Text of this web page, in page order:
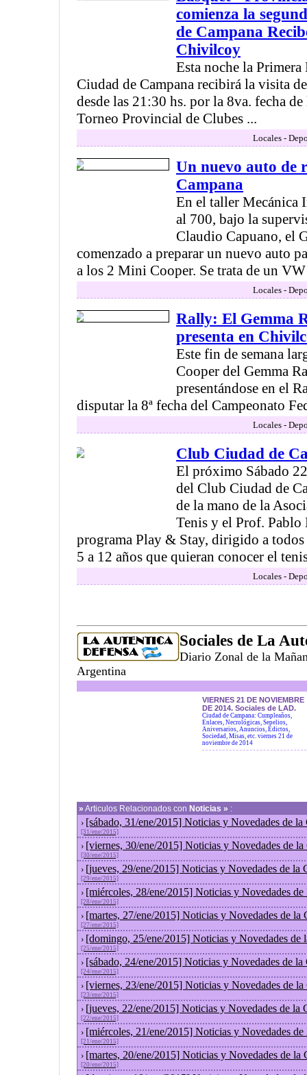
comienza la
de Campana
Chivilcoy
Esta noche la
Ciudad de Campana recibirá la visita
desde las 21:30 hs. por la 8va. fecha
Torneo Provincial de Clubes ...
Locales -
Un nuevo auto de
Campana
En el taller Mecánica
al 700, bajo la
Claudio Capuano, el
comenzado a preparar un nuevo auto
a los 2 Mini Cooper. Se trata de un
Locales -
Rally: El Gemma
presenta en
Este fin de semana
Cooper del Gemma
presentándose en el
disputar la 8ª fecha del Campeonato
Locales -
Club Ciudad de
El próximo Sábado
del Club Ciudad de
de la mano de la
Tenis y el Prof. Pablo
programa Play & Stay, dirigido a
5 a 12 años que quieran conocer el
Locales -
Sociales de La
Diario Zonal de la
Argentina
VIERNES 21 DE NOVIEMBRE
DE 2014. Sociales de LAD.
Ciudad de Campana: Cumpleaños,
Enlaces, Necrológicas, Sepelios,
Aniversarios, Anuncios, Edictos,
Sociedad, Misas, etc. viernes 21 de
noviembre de 2014
» Articulos Relacionados con Noticias » :
› [sábado, 31/ene/2015] Noticias y Novedades de la
[31/ene/2015]
› [viernes, 30/ene/2015] Noticias y Novedades de
[30/ene/2015]
› [jueves, 29/ene/2015] Noticias y Novedades de la
[29/ene/2015]
› [miércoles, 28/ene/2015] Noticias y Novedades
[28/ene/2015]
› [martes, 27/ene/2015] Noticias y Novedades de la
[27/ene/2015]
› [domingo, 25/ene/2015] Noticias y Novedades de
[25/ene/2015]
› [sábado, 24/ene/2015] Noticias y Novedades de la
[24/ene/2015]
› [viernes, 23/ene/2015] Noticias y Novedades de
[23/ene/2015]
› [jueves, 22/ene/2015] Noticias y Novedades de la
[22/ene/2015]
› [miércoles, 21/ene/2015] Noticias y Novedades
[21/ene/2015]
› [martes, 20/ene/2015] Noticias y Novedades de la
[20/ene/2015]